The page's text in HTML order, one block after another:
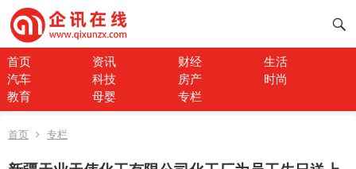
首页 资讯 财经
生活
汽车
科技 房产
时尚
教育
母婴 专栏
首页 专栏